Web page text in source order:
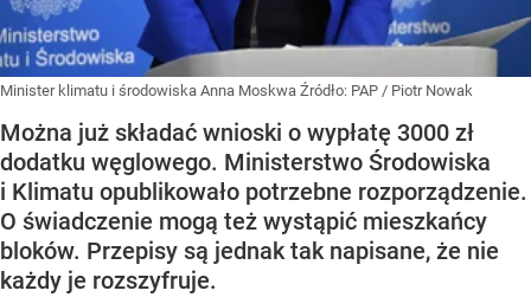
Minister klimatu i środowiska Anna Moskwa Źródło: PAP / Piotr Nowak
Można już składać wnioski o wypłatę 3000 zł
dodatku węglowego. Ministerstwo Środowiska
i Klimatu opublikowało potrzebne rozporządzenie.
O świadczenie mogą też wystąpić mieszkańcy
bloków. Przepisy są jednak tak napisane, że nie
każdy je rozszyfruje.